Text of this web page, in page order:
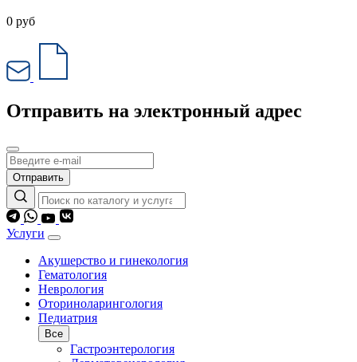
0 руб
Отправить на электронный адрес
Отправить
Услуги
Акушерство и гинекология
Гематология
Неврология
Оториноларингология
Педиатрия
Все
Гастроэнтерология